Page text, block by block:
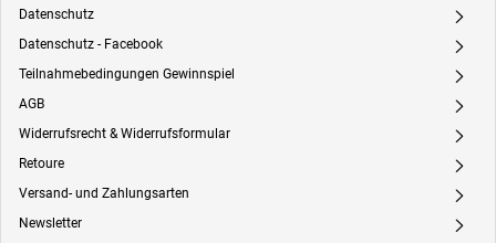
Datenschutz A
Datenschutz - Facebook A
Teilnahmebedingungen Gewinnspiel A
AGB A
Widerrufsrecht & Widerrufsformular A
Retoure A
Versand- und Zahlungsarten A
Newsletter A